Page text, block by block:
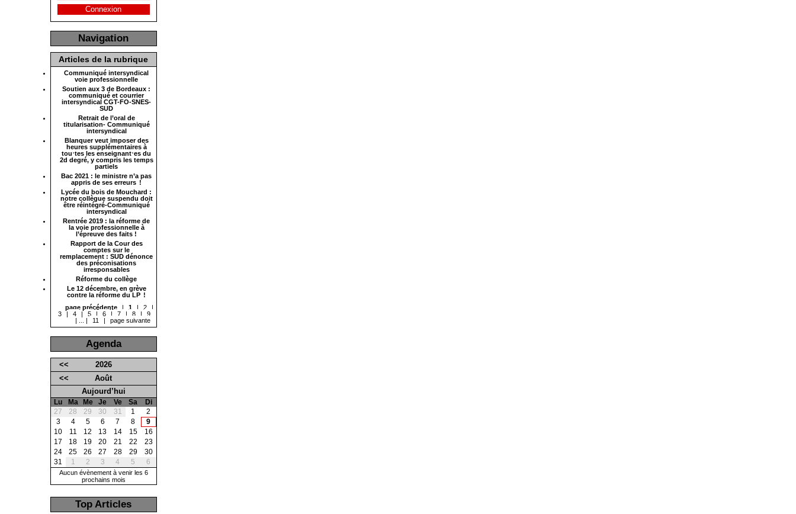
Connexion
Navigation
Articles de la rubrique
Communiqué intersyndical
voie professionnelle
Soutien aux 3 de Bordeaux :
communiqué et courrier
intersyndical CGT-FO-SNES-
SUD
Retrait de l’oral de
titularisation- Communiqué
intersyndical
Blanquer veut imposer des
heures supplémentaires à
tou⋅tes les enseignant⋅es du
2d degré, y compris les temps
partiels
Bac 2021 : le ministre n’a pas
appris de ses erreurs !
Lycée du bois de Mouchard :
notre collègue suspendu doit
être réintégré-Communiqué
intersyndical
Rentrée 2019 : la réforme de
la voie professionnelle à
l’épreuve des faits !
Rapport de la Cour des
comptes sur le
remplacement : SUD dénonce
des préconisations
irresponsables
Réforme du collège
Le 12 décembre, en grève
contre la réforme du LP !
page précédente
| 1 | 2
|
3
| 4 | 5 | 6 | 7 | 8 |
9
|
| 11 | page suivante
Agenda
<<
2026
<<
Août
Aujourd’hui
Lu Ma Me Je Ve Sa
Di
27
28 29 30 31 1
2
3
4 5 6 7 8
9
10
11 12 13 14 15
16
17
18 19 20 21 22
23
24
25 26 27 28 29
30
31
1 2 3 4 5 6
Aucun évènement à venir les 6
prochains mois
Top Articles